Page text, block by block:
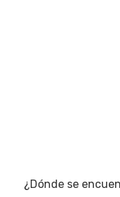
¿Dónde se